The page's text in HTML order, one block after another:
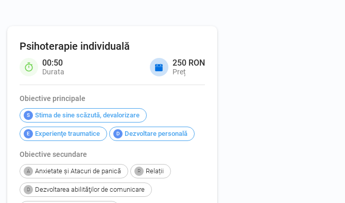
Psihoterapie individuală
00:50
Durata
250 RON
Preț
Obiective principale
S Stima de sine scăzută, devalorizare
E Experienţe traumatice D Dezvoltare personală
Obiective secundare
A Anxietate şi Atacuri de panică R Relații
D Dezvoltarea abilităţilor de comunicare